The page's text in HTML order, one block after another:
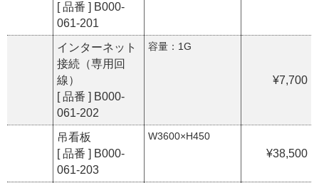
[ 品番 ] B000-
061-201
インターネット
接続（専用回
線）
[ 品番 ] B000-
061-202
容量：1G
¥7,700
吊看板
[ 品番 ] B000-
061-203
W3600×H450
¥38,500